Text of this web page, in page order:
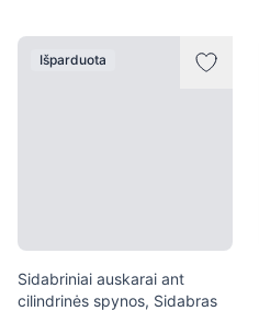
Išparduota
Sidabriniai auskarai ant
cilindrinės spynos, Sidabras